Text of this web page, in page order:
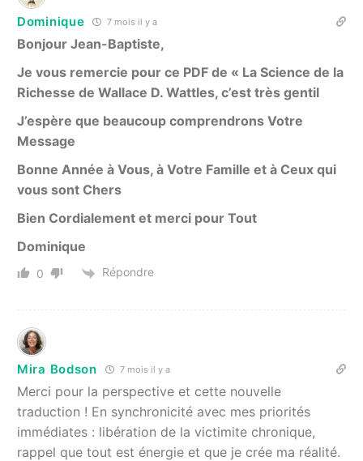
Dominique 7 mois il y a
Bonjour Jean-Baptiste,
Je vous remercie pour ce PDF de « La Science de la
Richesse de Wallace D. Wattles, c’est très gentil
J’espère que beaucoup comprendrons Votre
Message
Bonne Année à Vous, à Votre Famille et à Ceux qui
vous sont Chers
Bien Cordialement et merci pour Tout
Dominique
0 Répondre
Mira Bodson 7 mois il y a
Merci pour la perspective et cette nouvelle
traduction ! En synchronicité avec mes priorités
immédiates : libération de la victimite chronique,
rappel que tout est énergie et que je crée ma réalité.